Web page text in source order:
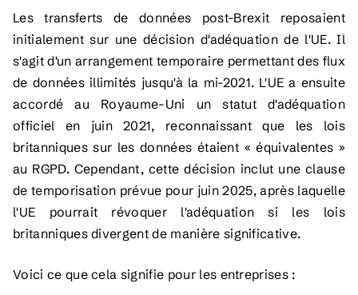
Les transferts de données post-Brexit reposaient
initialement sur une décision d'adéquation de l'UE. Il
s'agit d'un arrangement temporaire permettant des flux
de données illimités jusqu'à la mi-2021. L'UE a ensuite
accordé au Royaume-Uni un statut d'adéquation
officiel en juin 2021, reconnaissant que les lois
britanniques sur les données étaient « équivalentes »
au RGPD. Cependant, cette décision inclut une clause
de temporisation prévue pour juin 2025, après laquelle
l'UE pourrait révoquer l'adéquation si les lois
britanniques divergent de manière significative.
Voici ce que cela signifie pour les entreprises :